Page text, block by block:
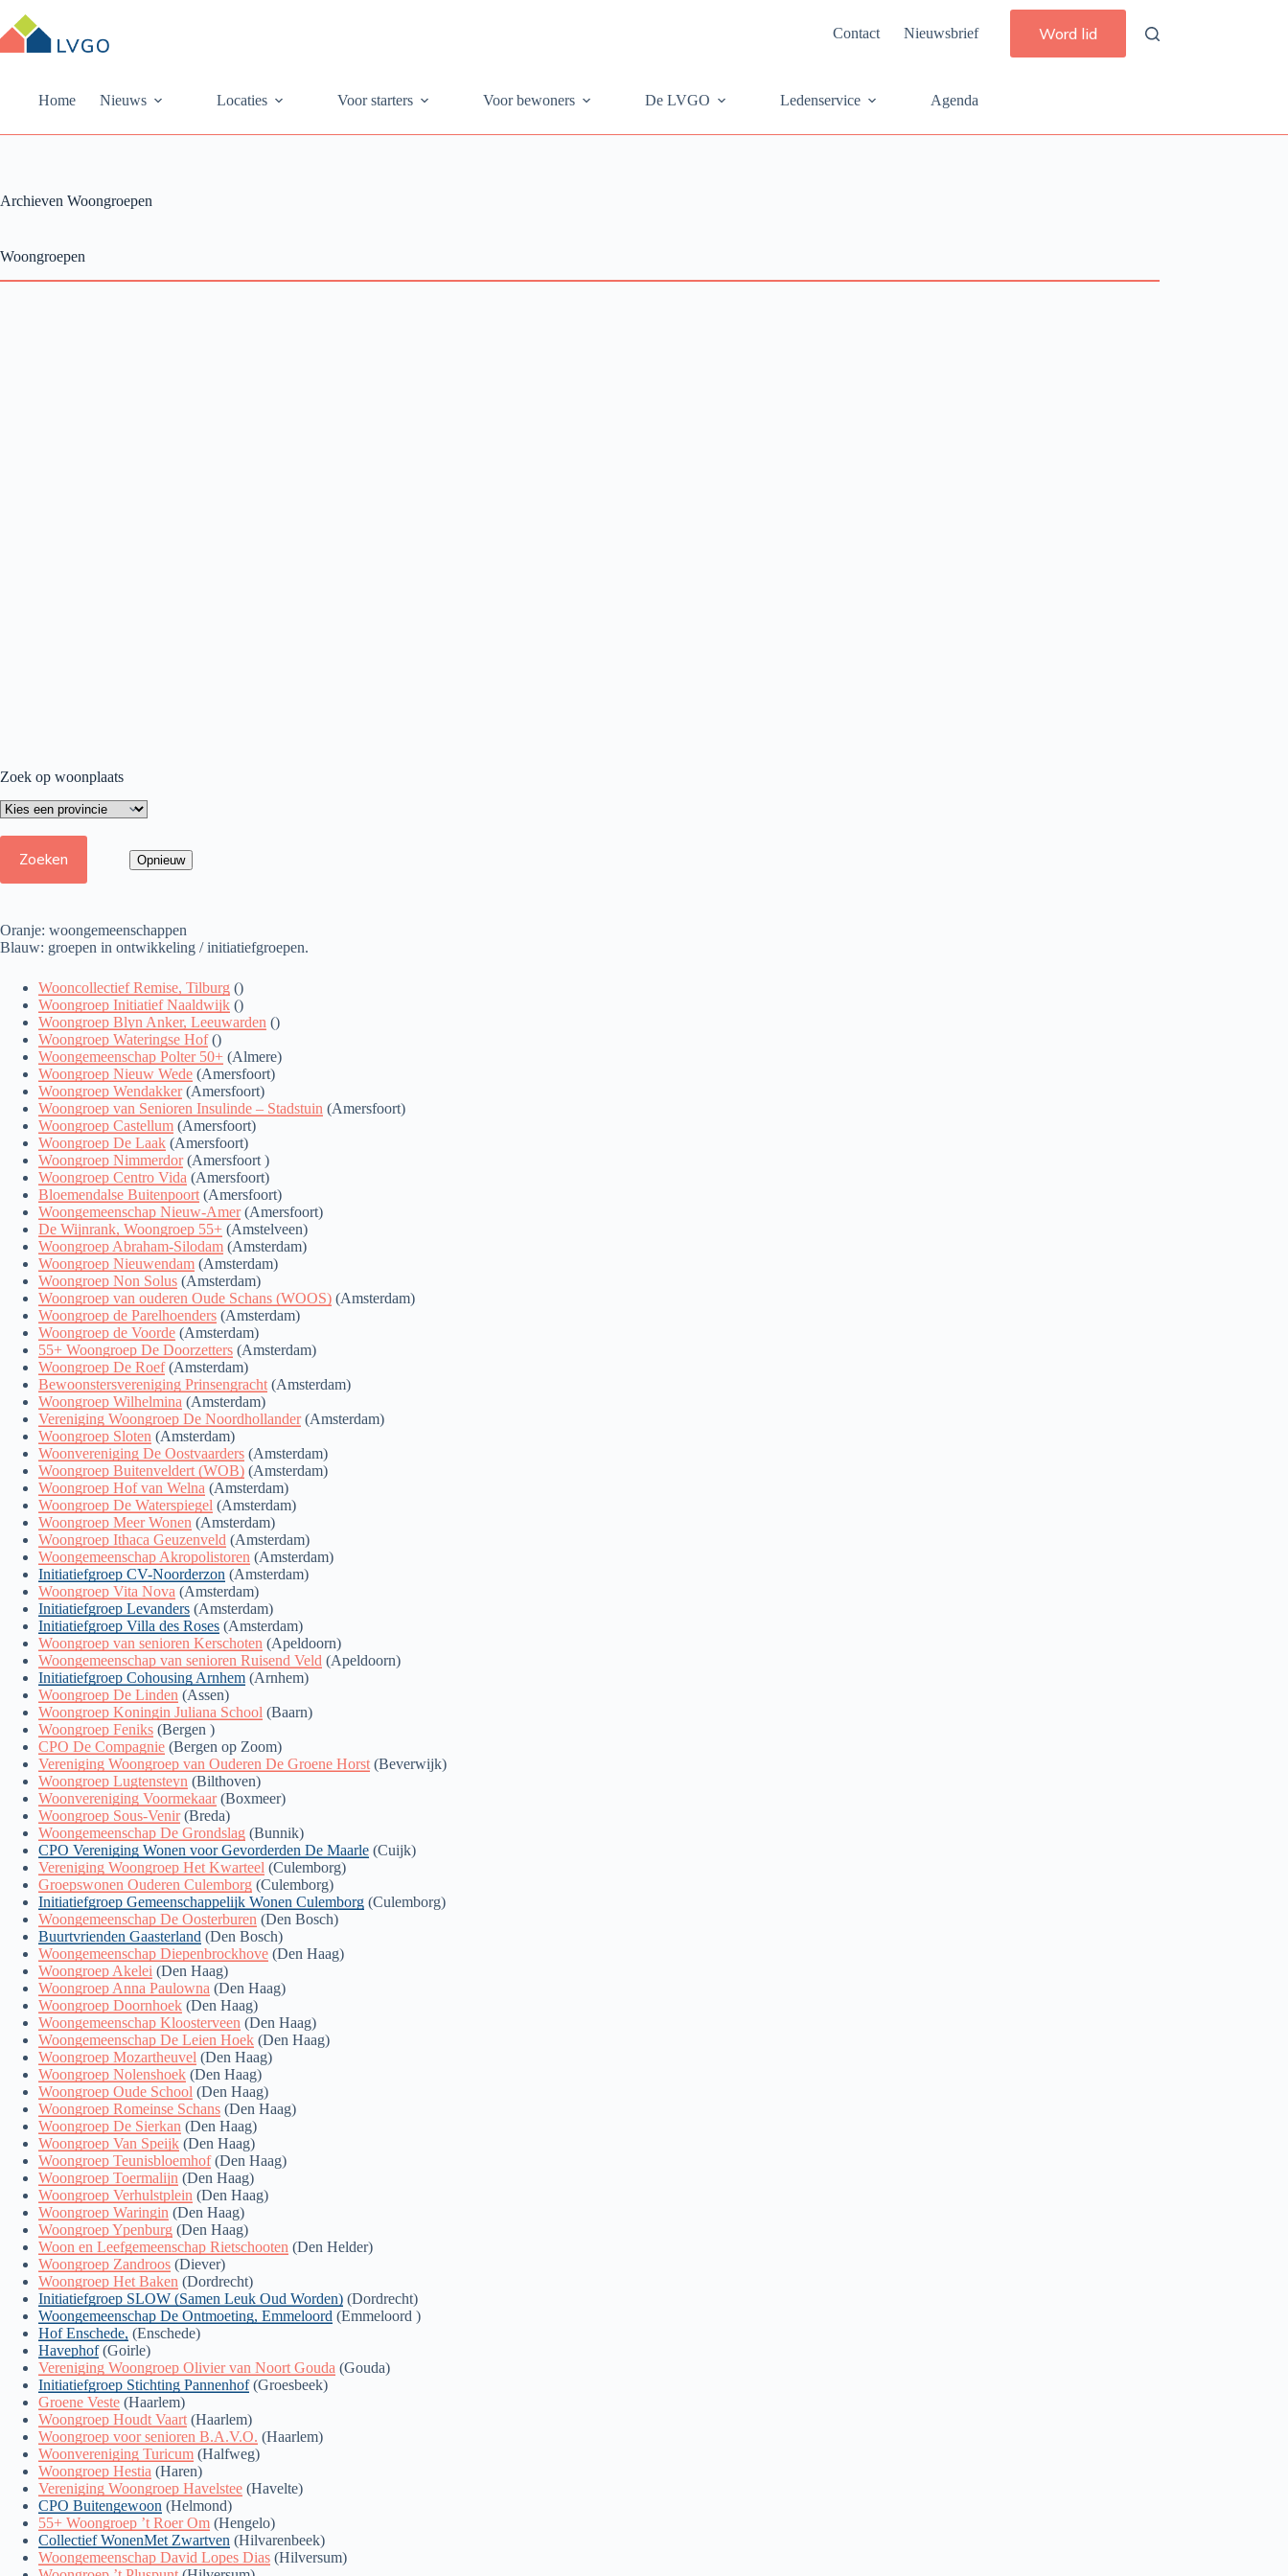
naar
de
Contact Nieuwsbrief Word lid
Home Nieuws Locaties Voor starters Voor bewoners De LVGO Ledenservice Agenda
Archieven Woongroepen
Woongroepen
Zoek op woonplaats
Oranje: woongemeenschappen
Blauw: groepen in ontwikkeling / initiatiefgroepen.
Wooncollectief Remise, Tilburg ()
Woongroep Initiatief Naaldwijk ()
Woongroep Blyn Anker, Leeuwarden ()
Woongroep Wateringse Hof()
Woongemeenschap Polter 50+ (Almere)
Woongroep Nieuw Wede (Amersfoort)
Woongroep Wendakker(Amersfoort)
Woongroep van Senioren Insulinde – Stadstuin (Amersfoort)
Woongroep Castellum (Amersfoort)
Woongroep De Laak (Amersfoort)
Woongroep Nimmerdor(Amersfoort )
Woongroep Centro Vida (Amersfoort)
Bloemendalse Buitenpoort (Amersfoort)
Woongemeenschap Nieuw-Amer(Amersfoort)
De Wijnrank, Woongroep 55+ (Amstelveen)
Woongroep Abraham-Silodam (Amsterdam)
Woongroep Nieuwendam (Amsterdam)
Woongroep Non Solus (Amsterdam)
Woongroep van ouderen Oude Schans (WOOS) (Amsterdam)
Woongroep de Parelhoenders (Amsterdam)
Woongroep de Voorde (Amsterdam)
55+ Woongroep De Doorzetters (Amsterdam)
Woongroep De Roef(Amsterdam)
Bewoonstersvereniging Prinsengracht (Amsterdam)
Woongroep Wilhelmina (Amsterdam)
Vereniging Woongroep De Noordhollander(Amsterdam)
Woongroep Sloten (Amsterdam)
Woonvereniging De Oostvaarders (Amsterdam)
Woongroep Buitenveldert (WOB) (Amsterdam)
Woongroep Hof van Welna (Amsterdam)
Woongroep De Waterspiegel (Amsterdam)
Woongroep Meer Wonen (Amsterdam)
Woongroep Ithaca Geuzenveld (Amsterdam)
Woongemeenschap Akropolistoren (Amsterdam)
Initiatiefgroep CV-Noorderzon (Amsterdam)
Woongroep Vita Nova (Amsterdam)
Initiatiefgroep Levanders (Amsterdam)
Initiatiefgroep Villa des Roses (Amsterdam)
Woongroep van senioren Kerschoten (Apeldoorn)
Woongemeenschap van senioren Ruisend Veld (Apeldoorn)
Initiatiefgroep Cohousing Arnhem (Arnhem)
Woongroep De Linden (Assen)
Woongroep Koningin Juliana School (Baarn)
Woongroep Feniks (Bergen )
CPO De Compagnie (Bergen op Zoom)
Vereniging Woongroep van Ouderen De Groene Horst (Beverwijk)
Woongroep Lugtensteyn (Bilthoven)
Woonvereniging Voormekaar(Boxmeer)
Woongroep Sous-Venir(Breda)
Woongemeenschap De Grondslag (Bunnik)
CPO Vereniging Wonen voor Gevorderden De Maarle (Cuijk)
Vereniging Woongroep Het Kwarteel (Culemborg)
Groepswonen Ouderen Culemborg (Culemborg)
Initiatiefgroep Gemeenschappelijk Wonen Culemborg (Culemborg)
Woongemeenschap De Oosterburen (Den Bosch)
Buurtvrienden Gaasterland (Den Bosch)
Woongemeenschap Diepenbrockhove (Den Haag)
Woongroep Akelei (Den Haag)
Woongroep Anna Paulowna (Den Haag)
Woongroep Doornhoek (Den Haag)
Woongemeenschap Kloosterveen (Den Haag)
Woongemeenschap De Leien Hoek (Den Haag)
Woongroep Mozartheuvel (Den Haag)
Woongroep Nolenshoek (Den Haag)
Woongroep Oude School (Den Haag)
Woongroep Romeinse Schans (Den Haag)
Woongroep De Sierkan (Den Haag)
Woongroep Van Speijk (Den Haag)
Woongroep Teunisbloemhof(Den Haag)
Woongroep Toermalijn (Den Haag)
Woongroep Verhulstplein (Den Haag)
Woongroep Waringin (Den Haag)
Woongroep Ypenburg (Den Haag)
Woon en Leefgemeenschap Rietschooten (Den Helder)
Woongroep Zandroos (Diever)
Woongroep Het Baken (Dordrecht)
Initiatiefgroep SLOW (Samen Leuk Oud Worden) (Dordrecht)
Woongemeenschap De Ontmoeting, Emmeloord (Emmeloord )
Hof Enschede, (Enschede)
Havephof(Goirle)
Vereniging Woongroep Olivier van Noort Gouda (Gouda)
Initiatiefgroep Stichting Pannenhof(Groesbeek)
Groene Veste (Haarlem)
Woongroep Houdt Vaart (Haarlem)
Woongroep voor senioren B.A.V.O. (Haarlem)
Woonvereniging Turicum (Halfweg)
Woongroep Hestia (Haren)
Vereniging Woongroep Havelstee (Havelte)
CPO Buitengewoon (Helmond)
55+ Woongroep ’t Roer Om (Hengelo)
Collectief WonenMet Zwartven (Hilvarenbeek)
Woongemeenschap David Lopes Dias (Hilversum)